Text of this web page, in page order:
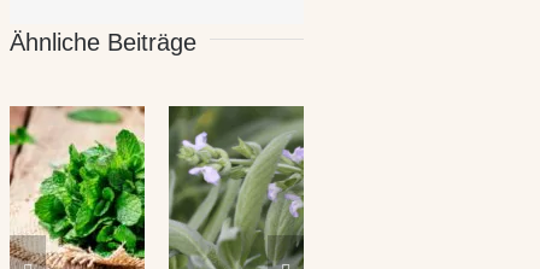
Ähnliche Beiträge